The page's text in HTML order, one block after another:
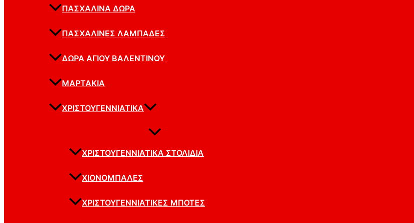
ΠΑΣΧΑΛΙΝΆ ΔΏΡΑ
ΠΑΣΧΑΛΙΝΈΣ ΛΑΜΠΆΔΕΣ
ΔΏΡΑ ΑΓΊΟΥ ΒΑΛΕΝΤΊΝΟΥ
ΜΑΡΤΆΚΙΑ
ΧΡΙΣΤΟΥΓΕΝΝΙΆΤΙΚΑ
ΧΡΙΣΤΟΥΓΕΝΝΙΆΤΙΚΑ ΣΤΟΛΊΔΙΑ
ΧΙΟΝΌΜΠΑΛΕΣ
ΧΡΙΣΤΟΥΓΕΝΝΙΆΤΙΚΕΣ ΜΠΌΤΕΣ